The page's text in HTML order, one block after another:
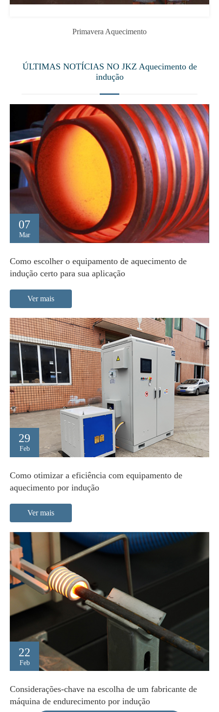
Primavera Aquecimento
ÚLTIMAS NOTÍCIAS NO JKZ Aquecimento de
indução
07
Mar
Como escolher o equipamento de aquecimento de
indução certo para sua aplicação
Ver mais
29
Feb
Como otimizar a eficiência com equipamento de
aquecimento por indução
Ver mais
22
Feb
Considerações-chave na escolha de um fabricante de
máquina de endurecimento por indução